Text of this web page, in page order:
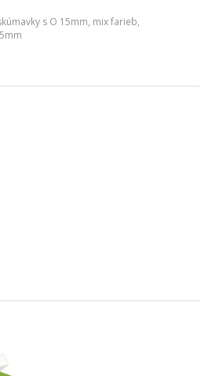
s O 15mm, mix farieb,